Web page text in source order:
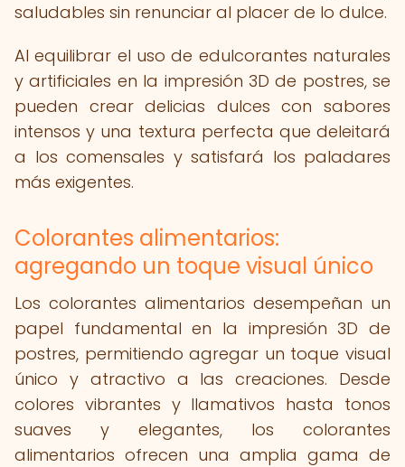
saludables sin renunciar al placer de lo dulce.
Al equilibrar el uso de edulcorantes naturales
y artificiales en la impresión 3D de postres, se
pueden crear delicias dulces con sabores
intensos y una textura perfecta que deleitará
a los comensales y satisfará los paladares
más exigentes.
Colorantes alimentarios:
agregando un toque visual único
Los colorantes alimentarios desempeñan un
papel fundamental en la impresión 3D de
postres, permitiendo agregar un toque visual
único y atractivo a las creaciones. Desde
colores vibrantes y llamativos hasta tonos
suaves y elegantes, los colorantes
alimentarios ofrecen una amplia gama de